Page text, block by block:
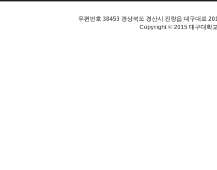
우편번호 38453 경상북도 경산시 진량읍 대구대로
Copyright © 2015 대구대학